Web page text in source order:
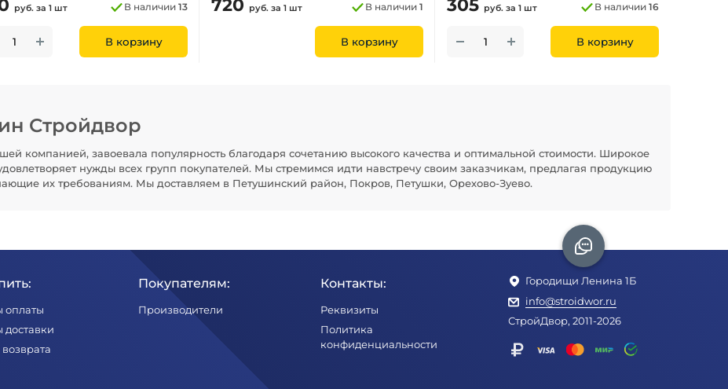
руб. за 1 шт В наличии 13
В корзину
720 руб. за 1 шт В наличии 1
В корзину
305 руб. за 1 шт В наличии 16
В корзину
Стройдвор
компанией, завоевала популярность благодаря сочетанию высокого качества и оптимальной стоимости. Широкое
нужды всех групп покупателей. Мы стремимся идти навстречу своим заказчикам, предлагая продукцию
их требованиям. Мы доставляем в Петушинский район, Покров, Петушки, Орехово-Зуево.
оплаты
доставки
Покупателям:
Производители
Контакты:
Реквизиты
Политика
конфиденциальности
Городищи Ленина 1Б
info@stroidwor.ru
СтройДвор, 2011-2026